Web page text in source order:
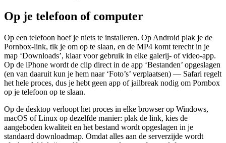
Op je telefoon of computer
Op een telefoon hoef je niets te installeren. Op Android plak je de
Pornbox-link, tik je om op te slaan, en de MP4 komt terecht in je
map ‘Downloads’, klaar voor gebruik in elke galerij- of video-app.
Op de iPhone wordt de clip direct in de app ‘Bestanden’ opgeslagen
(en van daaruit kun je hem naar ‘Foto’s’ verplaatsen) — Safari regelt
het hele proces, dus je hebt geen app of jailbreak nodig om Pornbox
op je telefoon op te slaan.
Op de desktop verloopt het proces in elke browser op Windows,
macOS of Linux op dezelfde manier: plak de link, kies de
aangeboden kwaliteit en het bestand wordt opgeslagen in je
standaard downloadmap. Omdat alles aan de serverzijde wordt